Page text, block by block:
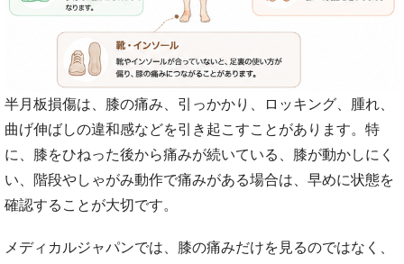
半月板損傷は、膝の痛み、引っかかり、ロッキング、腫れ、
曲げ伸ばしの違和感などを引き起こすことがあります。特
に、膝をひねった後から痛みが続いている、膝が動かしにく
い、階段やしゃがみ動作で痛みがある場合は、早めに状態を
確認することが大切です。
メディカルジャパンでは、膝の痛みだけを見るのではなく、